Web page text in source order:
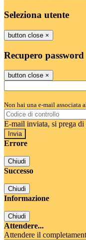
Seleziona utente
button close ×
Recupero password
button close ×
Non hai una e-mail associata
E-mail inviata, si prega di
Errore
Chiudi
Successo
Chiudi
Informazione
Chiudi
Attendere...
Attendere il